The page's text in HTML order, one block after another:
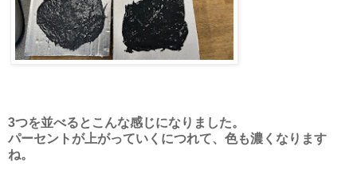
3つを並べるとこんな感じになりました。
パーセントが上がっていくにつれて、色も濃くなります
ね。